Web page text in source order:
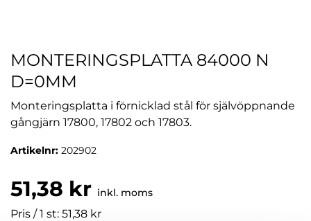
MONTERINGSPLATTA 84000 N
D=0MM
Monteringsplatta i förnicklad stål för självöppnande
gångjärn 17800, 17802 och 17803.
Artikelnr: 202902
51,38 kr inkl. moms
Pris / 1 st: 51,38 kr